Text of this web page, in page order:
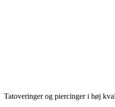
Tatoveringer og piercinger i høj